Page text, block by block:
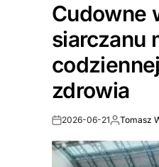
Cudowne
siarczanu
zdrowia
Post2026-06-21By:Tomasz